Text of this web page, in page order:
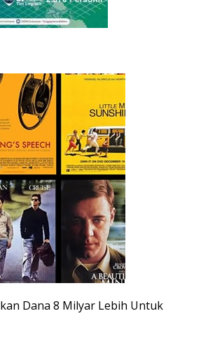
Dana 8 Milyar Lebih Untuk